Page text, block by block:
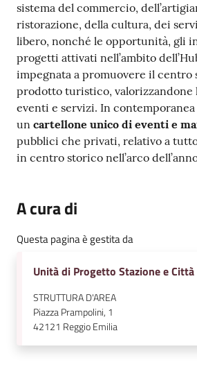
sistema del commercio,
ristorazione, della cultura, dei
libero, nonché le opportunità, gli
progetti attivati nell’ambito
impegnata a promuovere il centro
prodotto turistico,
eventi e servizi. In
un cartellone unico di eventi e
pubblici che privati, relativo a
in centro storico nell’arco
A cura di
Questa pagina è gestita da
Unità di Progetto Stazione e
STRUTTURA D'AREA
Piazza Prampolini, 1
42121 Reggio Emilia